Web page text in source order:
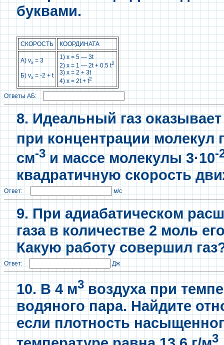
буквами.
СКОРОСТЬ КООРДИНАТА
A) vх= 3
Б) vx= -2 + t
1) x = 5 — 3t
2) х = 1 — 2t + 0.5 t2
3) x = 2 + 3t
4) х = 2t + t2
Ответы АБ:
8. Идеальный газ
при концентрации молекул
см-3и массе молекулы 3·10-
квадратичную скорость
Ответ: м/с
9. При адиабатическом
газа в количестве 2 моль
Какую работу совершил
Ответ: Дж
10. В 4 м3воздуха при
водяного пара. Найдите
если плотность
3